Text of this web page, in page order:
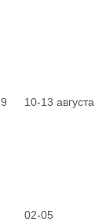
9 10-13 августа
02-05